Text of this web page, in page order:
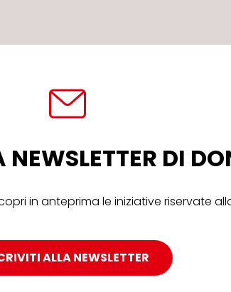
DI
in anteprima le iniziative riservate
ALLA NEWSLETTER